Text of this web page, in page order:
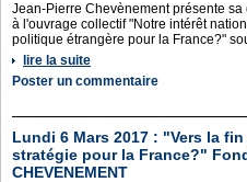
Jean-Pierre Chevènement présente sa
à l'ouvrage collectif "Notre intérêt
politique étrangère pour la France?"
lire la suite
Poster un commentaire
Lundi 6 Mars 2017 : "Vers la
stratégie pour la France?"
CHEVENEMENT